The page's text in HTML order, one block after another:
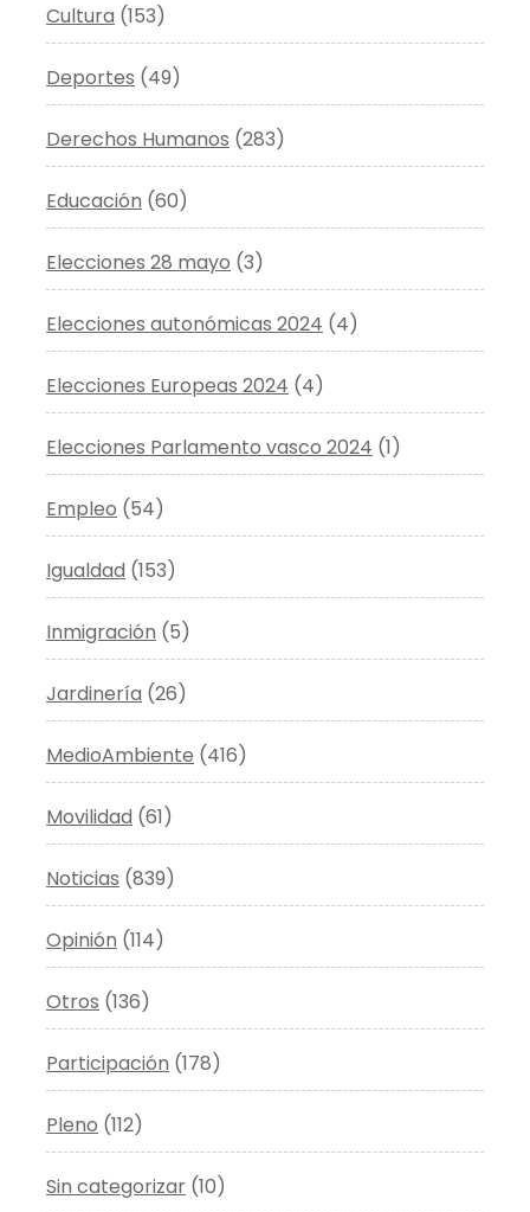
Cultura (153)
Deportes (49)
Derechos Humanos (283)
Educación (60)
Elecciones 28 mayo (3)
Elecciones autonómicas 2024 (4)
Elecciones Europeas 2024 (4)
Elecciones Parlamento vasco 2024 (1)
Empleo (54)
Igualdad (153)
Inmigración (5)
Jardinería (26)
MedioAmbiente (416)
Movilidad (61)
Noticias (839)
Opinión (114)
Otros (136)
Participación (178)
Pleno (112)
Sin categorizar (10)